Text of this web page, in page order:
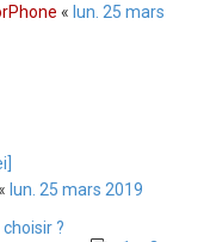
« lun. 25 mars
lun. 25 mars 2019
?